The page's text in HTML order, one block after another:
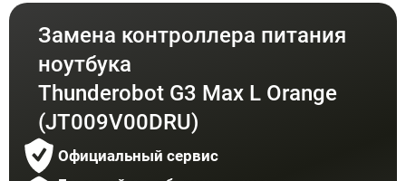
Замена контроллера питания
ноутбука
Thunderobot G3 Max L Orange
(JT009V00DRU)
Официальный сервис